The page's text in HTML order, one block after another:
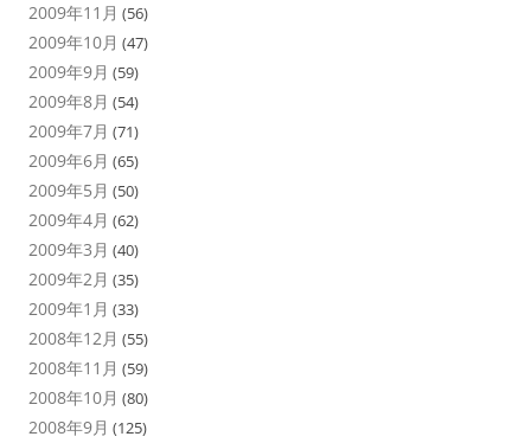
2009年11月 (56)
2009年10月 (47)
2009年9月 (59)
2009年8月 (54)
2009年7月 (71)
2009年6月 (65)
2009年5月 (50)
2009年4月 (62)
2009年3月 (40)
2009年2月 (35)
2009年1月 (33)
2008年12月 (55)
2008年11月 (59)
2008年10月 (80)
2008年9月 (125)